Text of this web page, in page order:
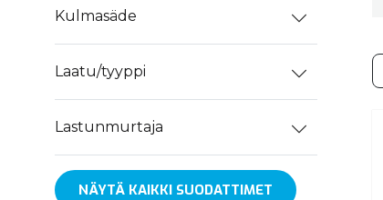
Kulmasäde
Laatu/tyyppi
Lastunmurtaja
NÄYTÄ KAIKKI SUODATTIMET